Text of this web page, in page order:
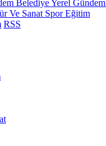
BelediyeYerel Gündem
Ve Sanat SporEğitim
RSS